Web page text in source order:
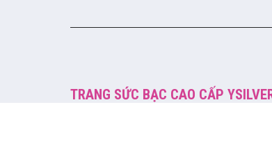
TRANG SỨC BẠC CAO CẤP